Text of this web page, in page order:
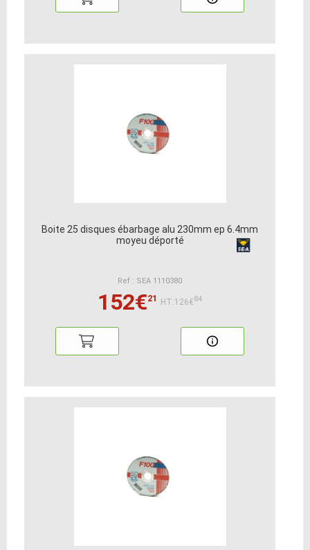
Boite 25 disques ébarbage alu 230mm ep 6.4mm
moyeu déporté
Ref : SEA 1110380
152€21 HT:126€84